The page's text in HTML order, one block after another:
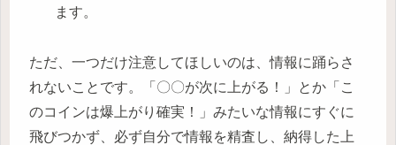
ます。
ただ、一つだけ注意してほしいのは、情報に踊らさ
れないことです。「〇〇が次に上がる！」とか「こ
のコインは爆上がり確実！」みたいな情報にすぐに
飛びつかず、必ず自分で情報を精査し、納得した上